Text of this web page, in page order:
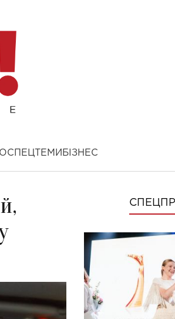
СПЕЦТЕМИ БІЗНЕС